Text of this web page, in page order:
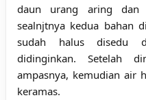
daun urang aring dan
sealnjtnya kedua bahan
sudah halus disedu
didinginkan. Setelah
ampasnya, kemudian air
keramas.